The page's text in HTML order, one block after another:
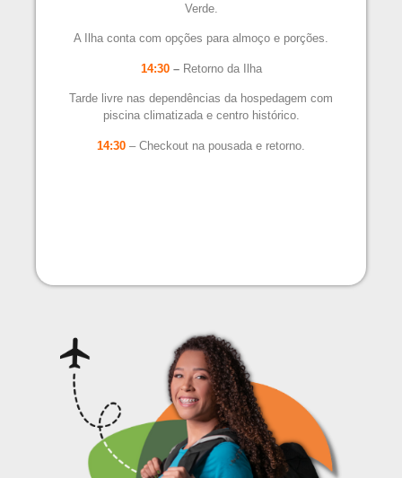
Verde.
A Ilha conta com opções para almoço e porções.
14:30– Retorno da Ilha
Tarde livre nas dependências da hospedagem com
piscina climatizada e centro histórico.
14:30 – Checkout na pousada e retorno.